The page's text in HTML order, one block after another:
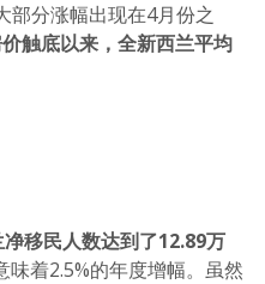
部分涨幅出现在4月份之
触底以来，全新西兰平均
移民人数达到了12.89万
着2.5%的年度增幅。虽然